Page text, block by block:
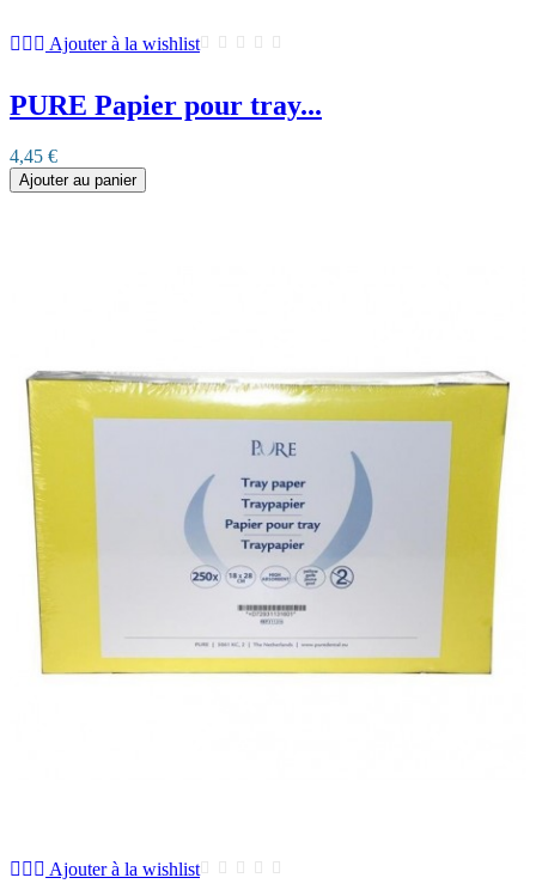
Ajouter à la wishlist
PURE Papier pour tray...
4,45 €
Ajouter au panier
Ajouter à la wishlist